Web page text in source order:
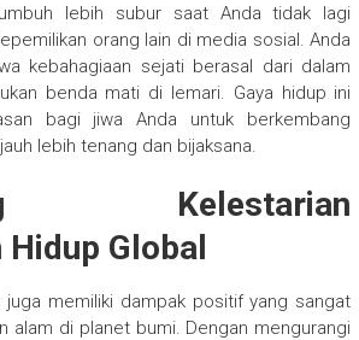
lebih subur saat Anda tidak lagi
orang lain di media sosial. Anda
kebahagiaan sejati berasal dari dalam
benda mati di lemari. Gaya hidup ini
bagi jiwa Anda untuk berkembang
lebih tenang dan bijaksana.
Kelestarian
Hidup Global
juga memiliki dampak positif yang sangat
alam di planet bumi. Dengan mengurangi